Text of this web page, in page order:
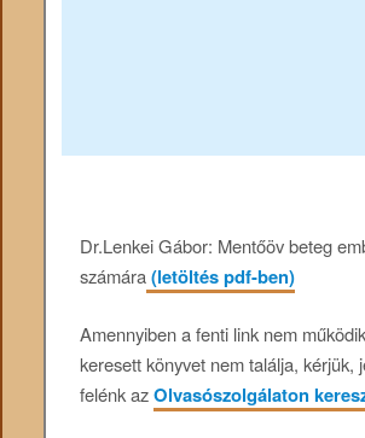
Dr.Lenkei Gábor: Mentőöv beteg
számára(letöltés pdf-ben)
Amennyiben a fenti link nem
keresett könyvet nem találja, kérjük,
felénk azOlvasószolgálaton